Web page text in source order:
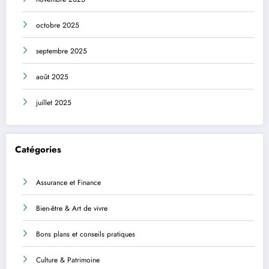
octobre 2025
septembre 2025
août 2025
juillet 2025
Catégories
Assurance et Finance
Bien-être & Art de vivre
Bons plans et conseils pratiques
Culture & Patrimoine